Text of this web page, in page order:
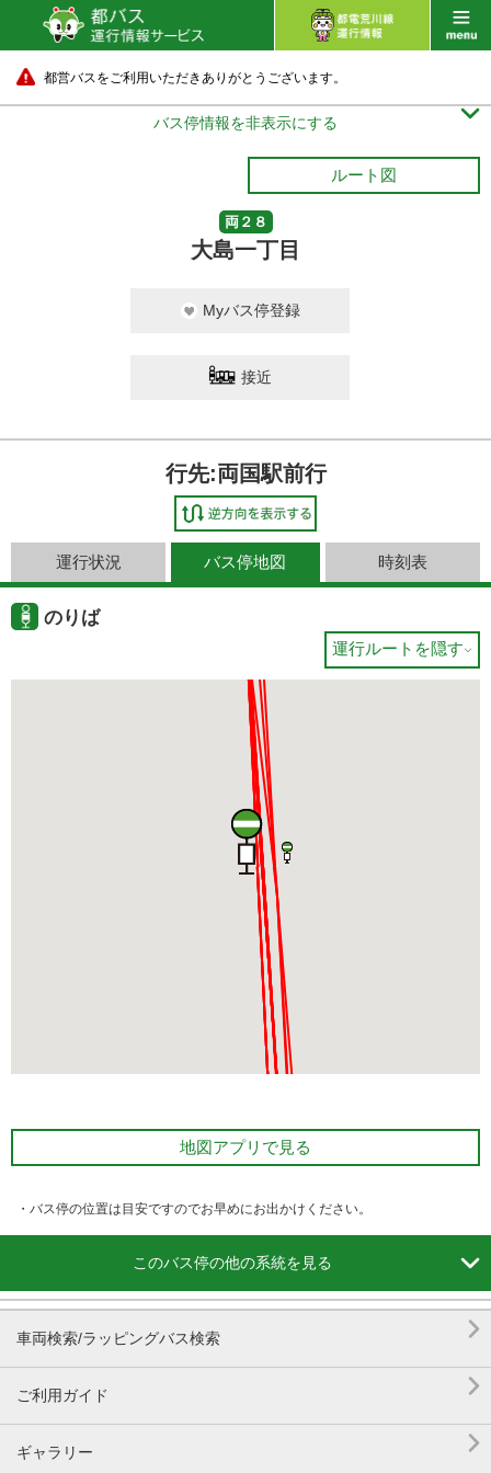
都営バスをご利用いただきありがとうございます。
バス停情報を非表示にする 
ルート図
両２８
大島一丁目
Myバス停登録
接近
行先:両国駅前行
運行状況 バス停地図 時刻表
のりば
運行ルートを隠す
地図アプリで見る
・バス停の位置は目安ですのでお早めにお出かけください。
このバス停の他の系統を見る 
車両検索/ラッピングバス検索 
ご利用ガイド 
ギャラリー 